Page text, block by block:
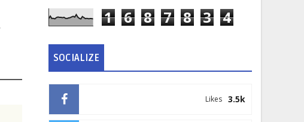
1 6 8 7 8 3 4
SOCIALIZE
3.5k
Likes